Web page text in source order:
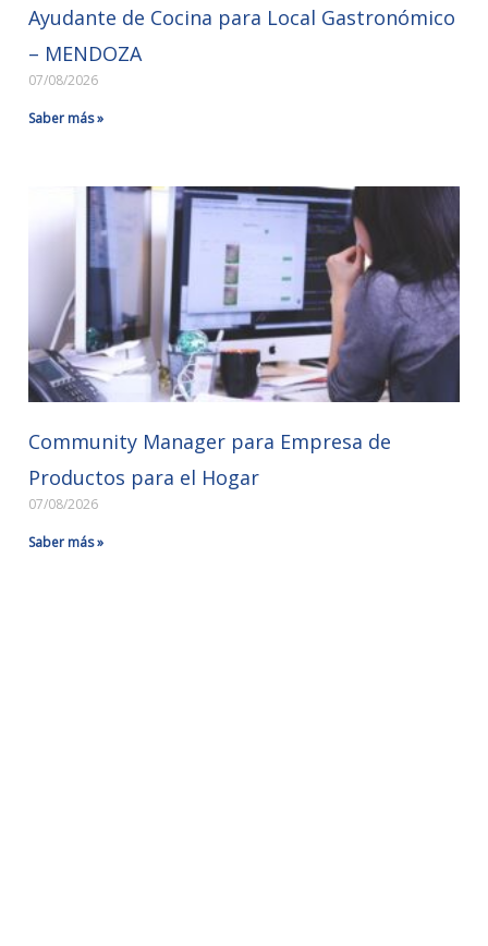
Ayudante de Cocina para Local Gastronómico
– MENDOZA
07/08/2026
Saber más »
Community Manager para Empresa de
Productos para el Hogar
07/08/2026
Saber más »